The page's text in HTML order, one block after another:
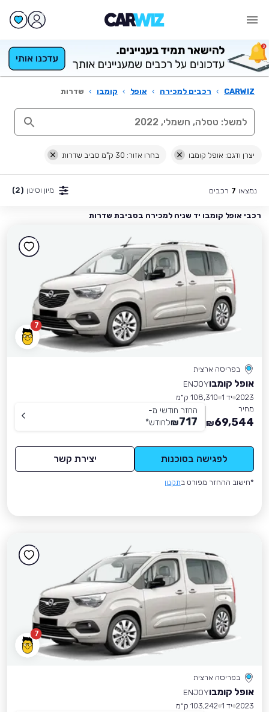
CARWIZ
› רכבים למכירה › אופל › קומבו › שדרות
יצרן ודגם: אופל קומבו בחרו אזור: 30 ק"מ סביב שדרות
נמצאו 7 רכבים מיון וסינון (2)
רכבי אופל קומבו יד שניה למכירה בסביבת שדרות
7
בפריסה ארצית
אופל קומבוENJOY
2023 יד 1
108,310 ק״מ
מחיר
69,544
₪
החזר חודשי מ-
717
₪לחודש*
לפגישה בסוכנות יצירת קשר
*חישוב ההחזר מפורט בתקנון
7
בפריסה ארצית
אופל קומבוENJOY
2023 יד 1
103,242 ק״מ